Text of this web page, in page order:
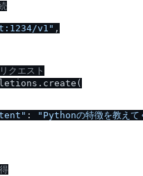
/v1" ,
クエスト
:
"Pythonの特徴を教えて